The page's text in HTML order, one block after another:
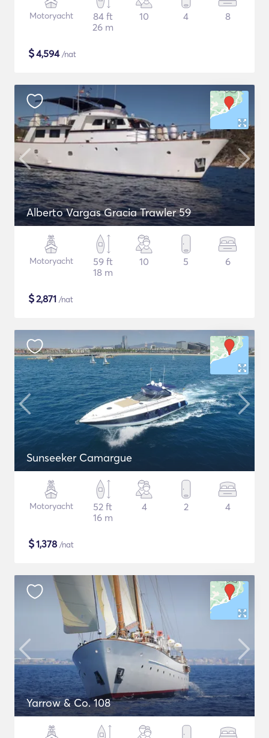
Motoryacht
84 ft
26 m
10 4 8
$4,594/nat
Alberto Vargas Gracia Trawler 59
Motoryacht
59 ft
18 m
10 5 6
$2,871 /nat
Sunseeker Camargue
Motoryacht
52 ft
16 m
4 2 4
$1,378 /nat
Yarrow & Co. 108